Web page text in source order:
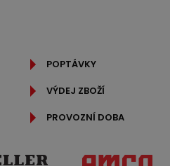
POPTÁVKY
VÝDEJ ZBOŽÍ
PROVOZNÍ DOBA